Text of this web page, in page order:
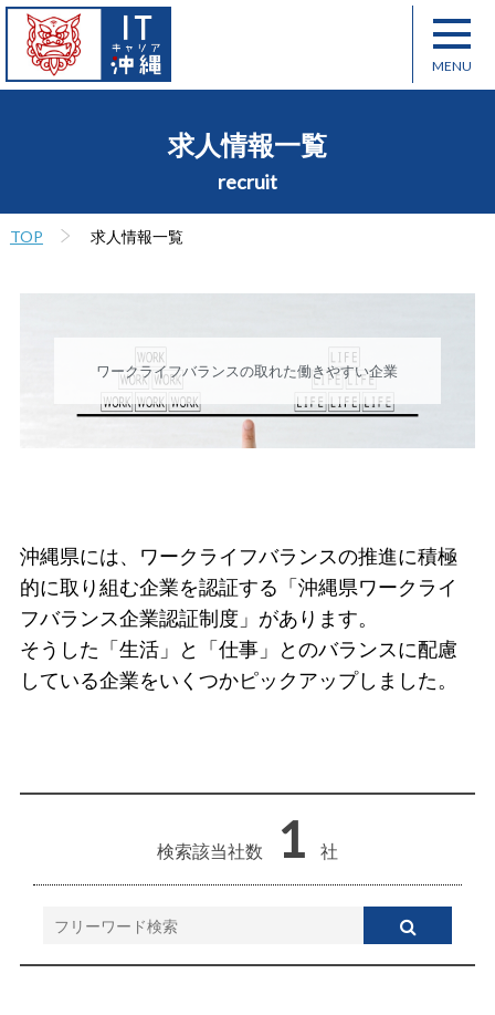
求人情報一覧
recruit
TOP 求人情報一覧
ワークライフバランスの取れた働きやすい企業
沖縄県には、ワークライフバランスの推進に積極
的に取り組む企業を認証する「沖縄県ワークライ
フバランス企業認証制度」があります。
そうした「生活」と「仕事」とのバランスに配慮
している企業をいくつかピックアップしました。
検索該当社数 1 社